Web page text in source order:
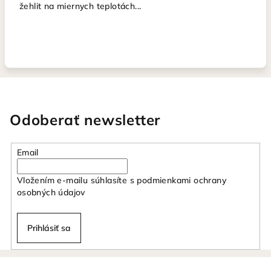
žehlit na miernych teplotách...
Odoberať newsletter
Email
Vložením e-mailu súhlasíte s podmienkami ochrany
osobných údajov
Prihlásiť sa